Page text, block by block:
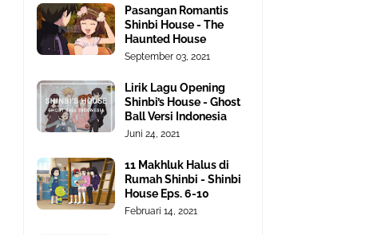
Pasangan Romantis
Shinbi House - The
Haunted House
September 03, 2021
Lirik Lagu Opening
Shinbi’s House - Ghost
Ball Versi Indonesia
Juni 24, 2021
11 Makhluk Halus di
Rumah Shinbi - Shinbi
House Eps. 6-10
Februari 14, 2021